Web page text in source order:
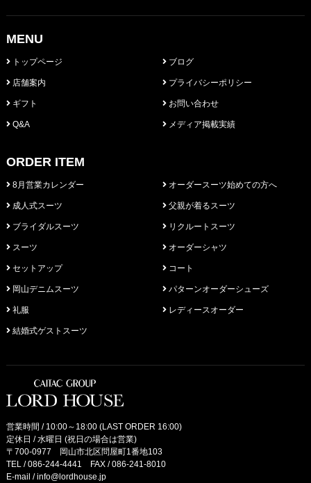
MENU
トップページ
店舗案内
ギフト
Q&A
ブログ
プライバシーポリシー
お問い合わせ
メディア掲載実績
ORDER ITEM
8月営業カレンダー
成人式スーツ
ブライダルスーツ
スーツ
セットアップ
岡山デニムスーツ
礼服
結婚式ゲストスーツ
オーダースーツ始めての方へ
父親が着るスーツ
リクルートスーツ
オーダーシャツ
コート
パターンオーダーシューズ
レディースオーダー
営業時間 / 10:00～18:00 (LAST ORDER 16:00)
定休日 / 水曜日 (祝日の場合は営業)
〒700-0977 岡山市北区問屋町1番地103
TEL /086-244-4441 FAX / 086-241-8010
E-mail /info@lordhouse.jp